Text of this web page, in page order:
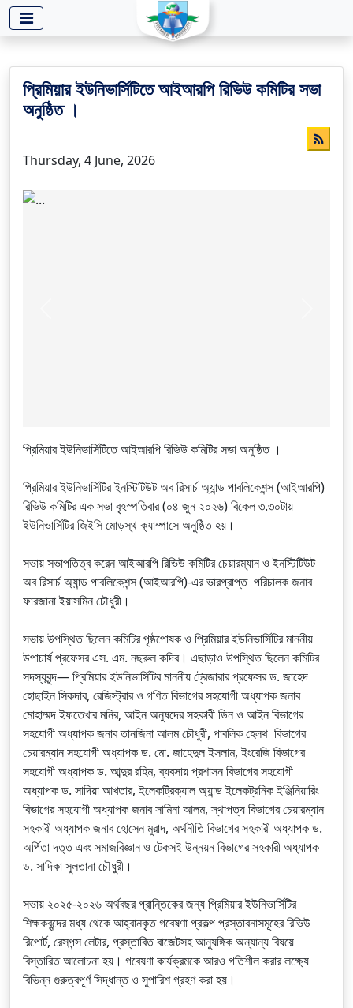
-->
প্রিমিয়ার ইউনিভার্সিটিতে আইআরপি রিভিউ কমিটির সভা
অনুষ্ঠিত ।
Thursday, 4 June, 2026
প্রিমিয়ার ইউনিভার্সিটিতে আইআরপি রিভিউ কমিটির সভা অনুষ্ঠিত ।
প্রিমিয়ার ইউনিভার্সিটির ইনস্টিটিউট অব রিসার্চ অ্যান্ড পাবলিকেশন্স (আইআরপি)
রিভিউ কমিটির এক সভা বৃহস্পতিবার (০৪ জুন ২০২৬) বিকেল ৩.৩০টায়
ইউনিভার্সিটির জিইসি মোড়স্থ ক্যাম্পাসে অনুষ্ঠিত হয়।
সভায় সভাপতিত্ব করেন আইআরপি রিভিউ কমিটির চেয়ারম্যান ও ইনস্টিটিউট
অব রিসার্চ অ্যান্ড পাবলিকেশন্স (আইআরপি)-এর ভারপ্রাপ্ত পরিচালক জনাব
ফারজানা ইয়াসমিন চৌধুরী।
সভায় উপস্থিত ছিলেন কমিটির পৃষ্ঠপোষক ও প্রিমিয়ার ইউনিভার্সিটির মাননীয়
উপাচার্য প্রফেসর এস. এম. নছরুল কদির। এছাড়াও উপস্থিত ছিলেন কমিটির
সদস্যবৃন্দ— প্রিমিয়ার ইউনিভার্সিটির মাননীয় ট্রেজারার প্রফেসর ড. জাহেদ
হোছাইন সিকদার, রেজিস্ট্রার ও গণিত বিভাগের সহযোগী অধ্যাপক জনাব
মোহাম্মদ ইফতেখার মনির, আইন অনুষদের সহকারী ডিন ও আইন বিভাগের
সহযোগী অধ্যাপক জনাব তানজিনা আলম চৌধুরী, পাবলিক হেলথ বিভাগের
চেয়ারম্যান সহযোগী অধ্যাপক ড. মো. জাহেদুল ইসলাম, ইংরেজি বিভাগের
সহযোগী অধ্যাপক ড. আব্দুর রহিম, ব্যবসায় প্রশাসন বিভাগের সহযোগী
অধ্যাপক ড. সাদিয়া আখতার, ইলেকট্রিক্যাল অ্যান্ড ইলেকট্রনিক ইঞ্জিনিয়ারিং
বিভাগের সহযোগী অধ্যাপক জনাব সামিনা আলম, স্থাপত্য বিভাগের চেয়ারম্যান
সহকারী অধ্যাপক জনাব হোসেন মুরাদ, অর্থনীতি বিভাগের সহকারী অধ্যাপক ড.
অর্পিতা দত্ত এবং সমাজবিজ্ঞান ও টেকসই উন্নয়ন বিভাগের সহকারী অধ্যাপক
ড. সাদিকা সুলতানা চৌধুরী।
সভায় ২০২৫-২০২৬ অর্থবছর প্রান্তিকের জন্য প্রিমিয়ার ইউনিভার্সিটির
শিক্ষকবৃন্দের মধ্য থেকে আহ্বানকৃত গবেষণা প্রকল্প প্রস্তাবনাসমূহের রিভিউ
রিপোর্ট, রেসপন্স লেটার, প্রস্তাবিত বাজেটসহ আনুষঙ্গিক অন্যান্য বিষয়ে
বিস্তারিত আলোচনা হয়। গবেষণা কার্যক্রমকে আরও গতিশীল করার লক্ষ্যে
বিভিন্ন গুরুত্বপূর্ণ সিদ্ধান্ত ও সুপারিশ গ্রহণ করা হয়।